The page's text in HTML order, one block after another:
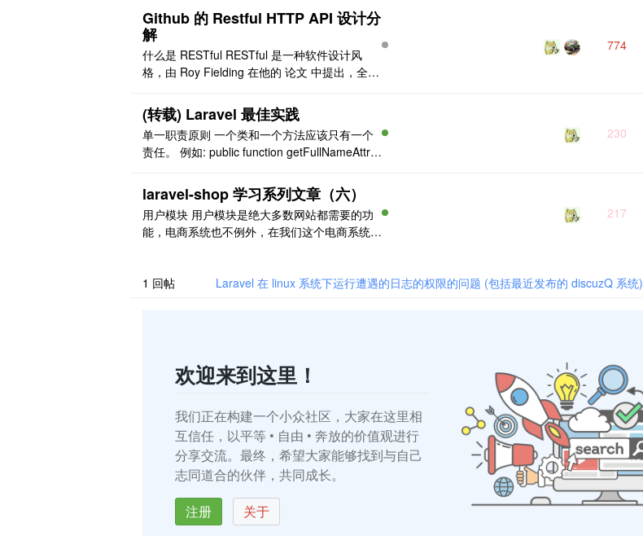
表 api 认证 数据库 表名：user 字段：api_toke
n 为必须，其它自选 config/auth.php 'guards' ..
Github 的 Restful HTTP API 设计分
解
什么是 RESTful RESTful 是一种软件设计风
格，由 Roy Fielding 在他的 论文 中提出，全称
现层状态转移，或许可以解释为 用 URL 定位资
源，用 HTTP 动词描述操作，不用太纠结于定
义，接下来我们会详细讨论。 RE ..
774
(转载) Laravel 最佳实践
单一职责原则 一个类和一个方法应该只有一个
责任。 例如: public function getFullNameAttrib
sRole('client') && auth() ..
230
laravel-shop 学习系列文章（六）
用户模块 用户模块是绝大多数网站都需要的功
能，电商系统也不例外，在我们这个电商系统里
证功能，我们将利用此功能来快速构建我们的用
217
1 回帖 Laravel 在 linux 系统下运行遭遇的日志的权限的问题 (包括最近发布的 discuzQ 系统)
欢迎来到这里！
我们正在构建一个小众社区，大家在这里相
互信任，以平等 • 自由 • 奔放的价值观进行
分享交流。最终，希望大家能够找到与自己
志同道合的伙伴，共同成长。
注册
关于